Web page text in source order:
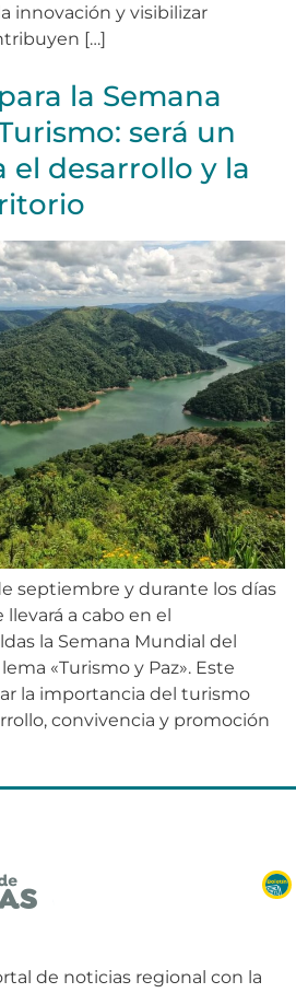
innovación y visibilizar
[…]
la Semana
será un
el desarrollo y la
septiembre y durante los días
llevará a cabo en el
la Semana Mundial del
«Turismo y Paz». Este
la importancia del turismo
convivencia y promoción
de noticias regional con la